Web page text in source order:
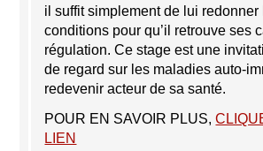
il suffit simplement de lui
conditions pour qu’il retrouve ses
régulation. Ce stage est une
de regard sur les maladies auto-
redevenir acteur de sa santé.
POUR EN SAVOIR PLUS,
LIEN